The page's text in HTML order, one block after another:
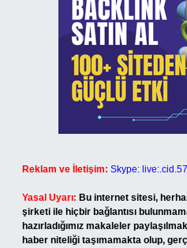
Reklam ve İletişim: Skype:
Yasal Uyarı: Bu internet sitesi,
şirketi ile hiçbir bağlantısı
hazırladığımız makaleler
haber niteliği taşımamakta olup,